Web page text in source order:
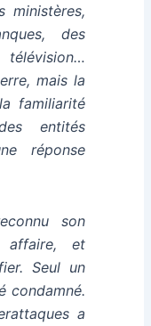
ministères,
des
mais la
familiarité
entités
réponse
son
affaire, et
Seul un
condamné.
a